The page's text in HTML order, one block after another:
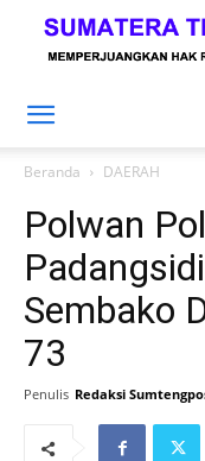
Beranda DAERAH
Polwan
Sembako
73
Penulis Redaksi